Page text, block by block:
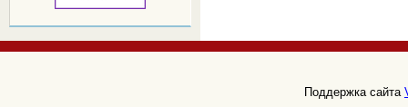
Поддержка сайта